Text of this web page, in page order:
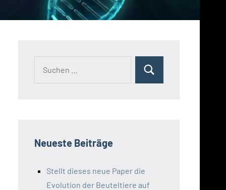
Suchen
Neueste Beiträge
Stellt dieses neue Paper die
Evolution der Beuteltiere auf